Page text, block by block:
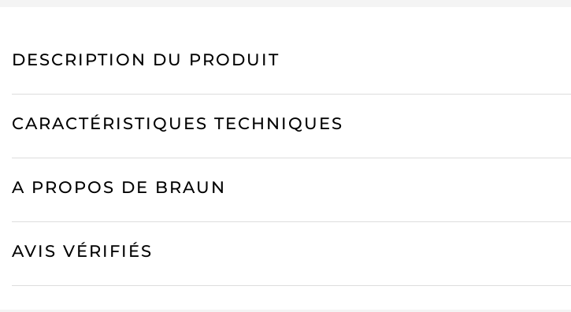
DESCRIPTION DU PRODUIT
CARACTÉRISTIQUES TECHNIQUES
A PROPOS DE BRAUN
AVIS VÉRIFIÉS